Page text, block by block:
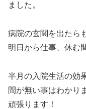
ました。
病院の玄関を出たら
明日から仕事、休む
半月の入院生活の効
間が無い事はわかり
頑張ります！